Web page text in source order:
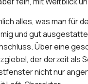
alles, was man für
und gut
Über eine
der derzeit als
nicht nur